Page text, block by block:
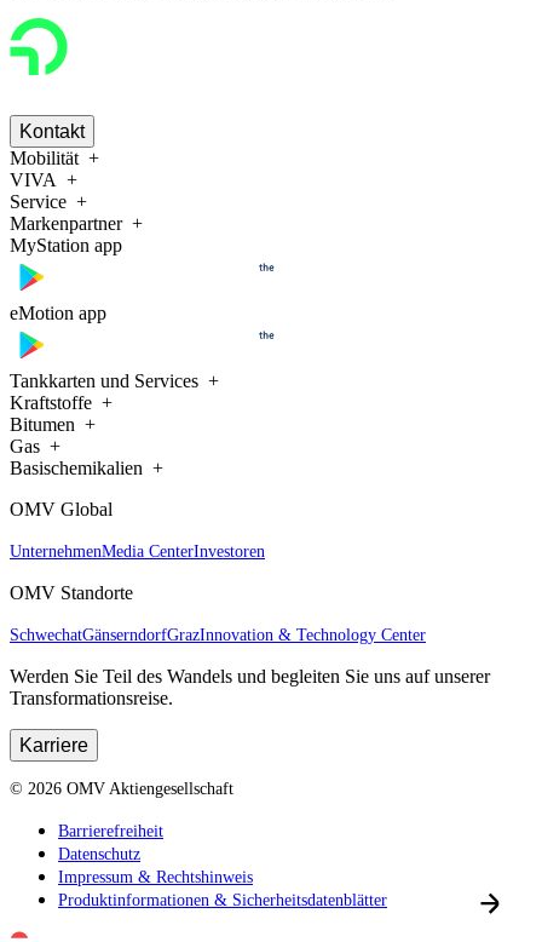
Kontakt
Mobilität
VIVA
Service
Markenpartner
MyStation app
eMotion app
Tankkarten und Services
Kraftstoffe
Bitumen
Gas
Basischemikalien
OMV Global
UnternehmenMedia CenterInvestoren
OMV Standorte
SchwechatGänserndorfGrazInnovation & Technology Center
Werden Sie Teil des Wandels und begleiten Sie uns auf unserer
Transformationsreise.
Karriere
© 2026 OMV Aktiengesellschaft
Barrierefreiheit
Datenschutz
Impressum & Rechtshinweis
Produktinformationen & Sicherheitsdatenblätter